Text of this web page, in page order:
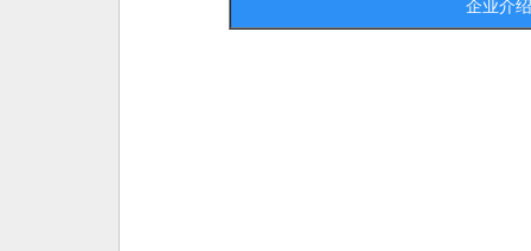
企业介绍